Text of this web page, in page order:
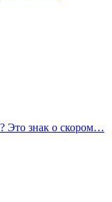
Это знак о скором…